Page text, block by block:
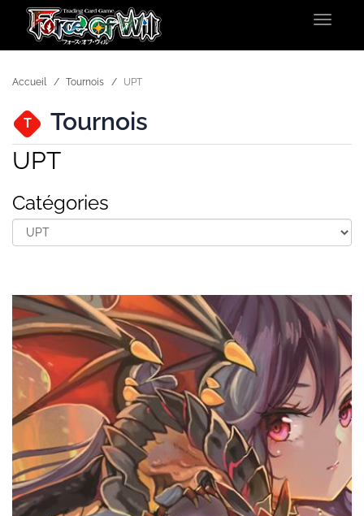
Toggle
Accueil Tournois UPT
T
Tournois
UPT
Catégories